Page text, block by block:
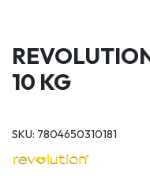
10 KG
SKU: 7804650310181